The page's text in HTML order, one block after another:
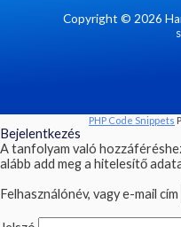
Copyright © 2026
PHP Code Snippets
Bejelentkezés
A tanfolyam való
alább add meg a hitelesítő
Felhasználónév, vagy e-mail cím